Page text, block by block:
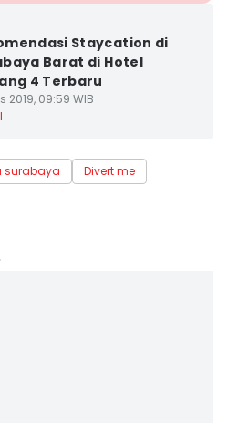
Staycation di
Barat di Hotel
4 Terbaru
2019, 09:59 WIB
surabaya Divert me